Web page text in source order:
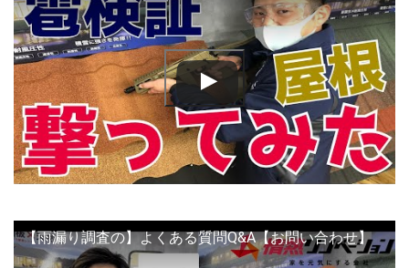
【雨漏り調査の】よくある質問Q&A【お問い合わせ】